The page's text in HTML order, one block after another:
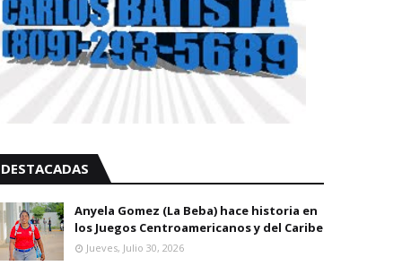
DESTACADAS
Anyela Gomez (La Beba) hace historia en
los Juegos Centroamericanos y del Caribe
Jueves, Julio 30, 2026